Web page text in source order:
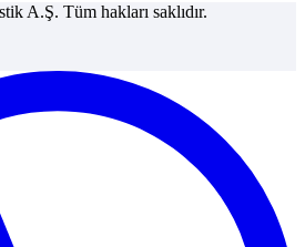
A.Ş. Tüm hakları saklıdır.